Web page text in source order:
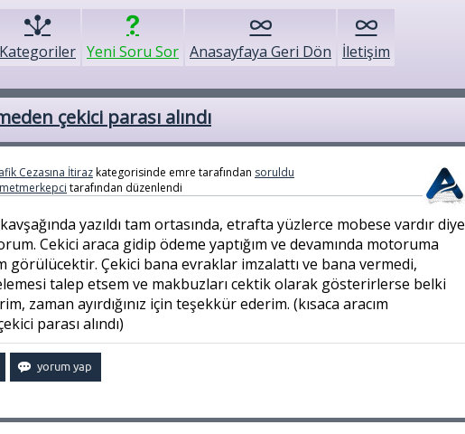
Kategoriler Yeni Soru Sor Anasayfaya Geri Dön İletişim
çekici parası alındı
Cezasına İtirazkategorisinde emre tarafından soruldu
tarafından düzenlendi
kavşağında yazıldı tam ortasında, etrafta yüzlerce mobese vardır diye
Cekici araca gidip ödeme yaptığım ve devamında motoruma
görülücektir. Çekici bana evraklar imzalattı ve bana vermedi,
talep etsem ve makbuzları cektik olarak gösterirlerse belki
zaman ayırdığınız için teşekkür ederim. (kısaca aracım
parası alındı)